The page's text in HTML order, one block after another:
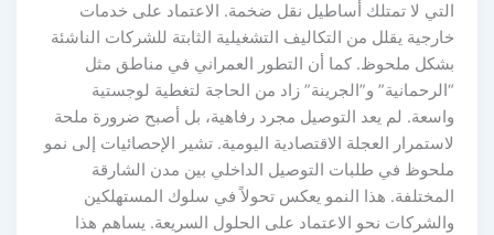
التي لا تمتلك أساطيل نقل ضخمة. الاعتماد على خدمات
خارجية يقلل من التكاليف التشغيلية الثابتة للشركات الناشئة
بشكل ملحوظ. كما أن التطور العمراني في مناطق مثل
“الرحمانية” و”الجرينة” زاد من الحاجة لتغطية لوجستية
واسعة. لم يعد التوصيل مجرد رفاهية، بل أصبح ضرورة ملحة
لاستمرار العجلة الاقتصادية اليومية. تشير الإحصائيات إلى نمو
ملحوظ في طلبات التوصيل الداخلي بين مدن الشارقة
المختلفة. هذا النمو يعكس تحولاً في سلوك المستهلكين
والشركات نحو الاعتماد على الحلول السريعة. يساهم هذا